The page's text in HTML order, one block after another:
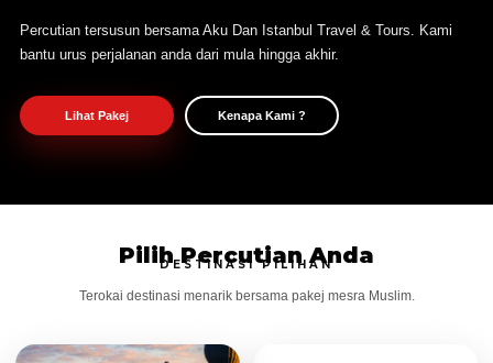
Percutian tersusun bersama Aku Dan Istanbul Travel & Tours. Kami
bantu urus perjalanan anda dari mula hingga akhir.
Lihat Pakej Kenapa Kami ?
DESTINASI PILIHAN
Pilih Percutian Anda
Terokai destinasi menarik bersama pakej mesra Muslim.